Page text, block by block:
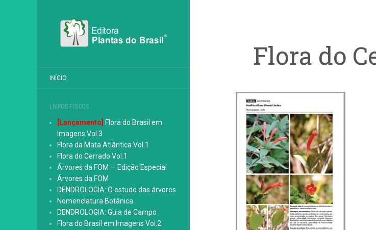
INÍCIO
LIVROS FÍSICOS
[Lançamento]
Flora do Brasil em
Imagens Vol.3
Flora da Mata Atlântica Vol.1
Flora do Cerrado Vol.1
Árvores da FOM — Edição Especial
Árvores da FOM
DENDROLOGIA: O estudo das árvores
Nomenclatura Botânica
DENDROLOGIA: Guia de Campo
Flora do Brasil em Imagens Vol.2
Flora do